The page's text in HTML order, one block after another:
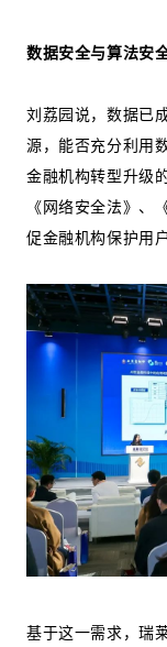
数据安全与算法安
刘荔园说，数据已
源，能否充分利用
金融机构转型升级
《网络安全法》、
促金融机构保护用
基于这一需求，瑞